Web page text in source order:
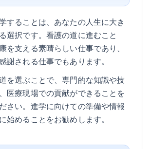
することは、あなたの人生に大き
選択です。看護の道に進むこと
を支える素晴らしい仕事であり、
謝される仕事でもあります。
を選ぶことで、専門的な知識や技
医療現場での貢献ができることを
さい。進学に向けての準備や情報
始めることをお勧めします。